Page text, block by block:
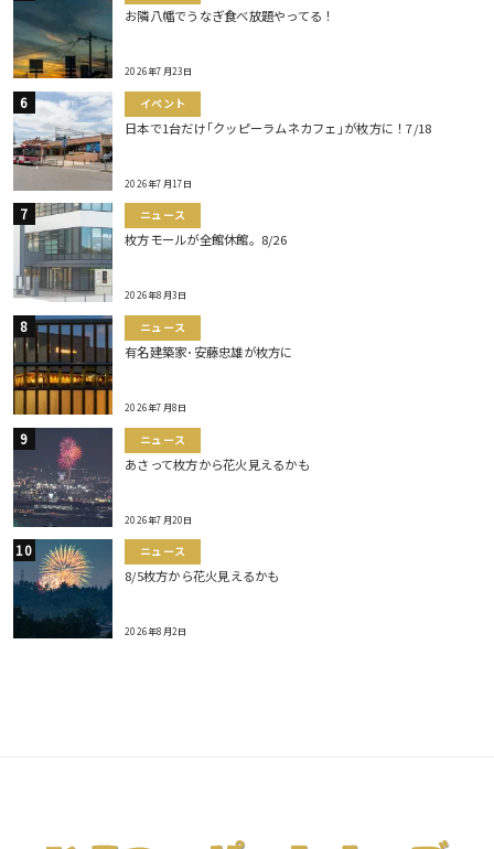
お隣八幡でうなぎ食べ放題やってる！
2026年7月23日
イベント
日本で1台だけ｢クッピーラムネカフェ｣が枚方に！7/18
2026年7月17日
ニュース
枚方モールが全館休館。8/26
2026年8月3日
ニュース
有名建築家･安藤忠雄が枚方に
2026年7月8日
ニュース
あさって枚方から花火見えるかも
2026年7月20日
ニュース
8/5枚方から花火見えるかも
2026年8月2日